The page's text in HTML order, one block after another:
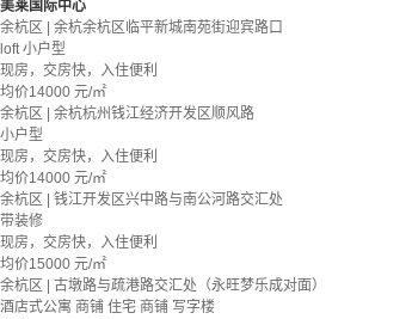
美莱国际中心
余杭区 | 余杭余杭区临平新城南苑街迎宾路口
loft 小户型
现房，交房快，入住便利
均价14000 元/㎡
余杭区 | 余杭杭州钱江经济开发区顺风路
小户型
现房，交房快，入住便利
均价14000 元/㎡
余杭区 | 钱江开发区兴中路与南公河路交汇处
带装修
现房，交房快，入住便利
均价15000 元/㎡
余杭区 | 古墩路与疏港路交汇处（永旺梦乐成对面）
酒店式公寓 商铺 住宅 商铺 写字楼